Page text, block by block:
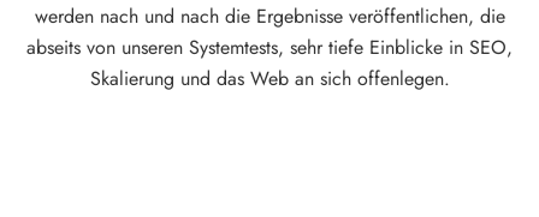
werden nach und nach die Ergebnisse veröffentlichen, die
abseits von unseren Systemtests, sehr tiefe Einblicke in SEO,
Skalierung und das Web an sich offenlegen.